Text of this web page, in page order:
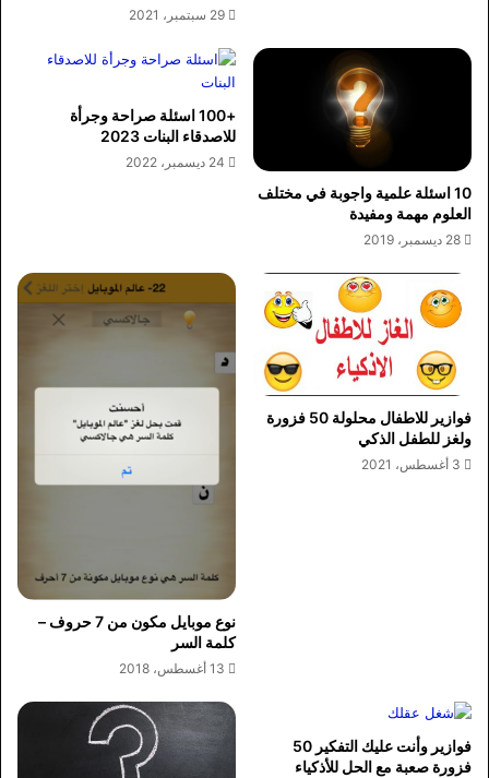
29 سبتمبر، 2021
10 اسئلة علمية واجوبة في مختلف
العلوم مهمة ومفيدة
28 ديسمبر، 2019
+100 اسئلة صراحة وجرأة
للاصدقاء البنات 2023
24 ديسمبر، 2022
فوازير للاطفال محلولة 50 فزورة
ولغز للطفل الذكي
3 أغسطس، 2021
نوع موبايل مكون من 7 حروف –
كلمة السر
13 أغسطس، 2018
فوازير وأنت عليك التفكير 50
فزورة صعبة مع الحل للأذكياء